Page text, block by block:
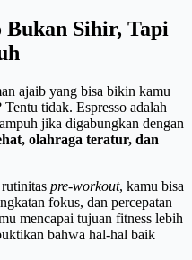
Bukan Sihir, Tapi
ajaib yang bisa bikin kamu
tidak. Espresso adalah
jika digabungkan dengan
olahraga teratur, dan
pre-workout, kamu bisa
fokus, dan percepatan
mencapai tujuan fitness lebih
bahwa hal-hal baik